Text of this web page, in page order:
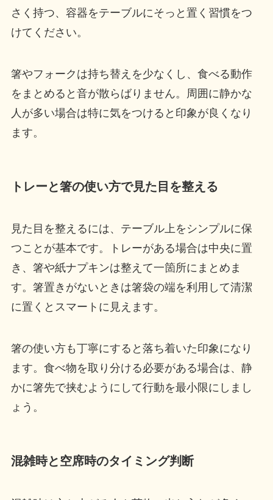
さく持つ、容器をテーブルにそっと置く習慣をつ
けてください。
箸やフォークは持ち替えを少なくし、食べる動作
をまとめると音が散らばりません。周囲に静かな
人が多い場合は特に気をつけると印象が良くなり
ます。
トレーと箸の使い方で見た目を整える
見た目を整えるには、テーブル上をシンプルに保
つことが基本です。トレーがある場合は中央に置
き、箸や紙ナプキンは整えて一箇所にまとめま
す。箸置きがないときは箸袋の端を利用して清潔
に置くとスマートに見えます。
箸の使い方も丁寧にすると落ち着いた印象になり
ます。食べ物を取り分ける必要がある場合は、静
かに箸先で挟むようにして行動を最小限にしまし
ょう。
混雑時と空席時のタイミング判断